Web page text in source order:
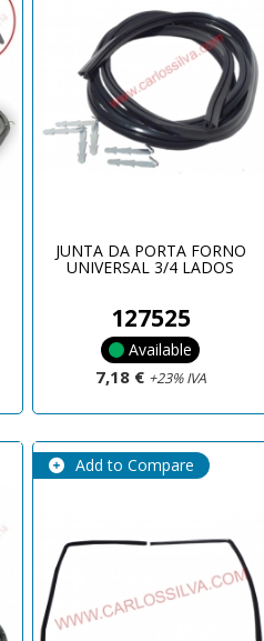
JUNTA DA PORTA FORNO
UNIVERSAL 3/4 LADOS
127525
Available
7,18 € +23% IVA
Add to Compare